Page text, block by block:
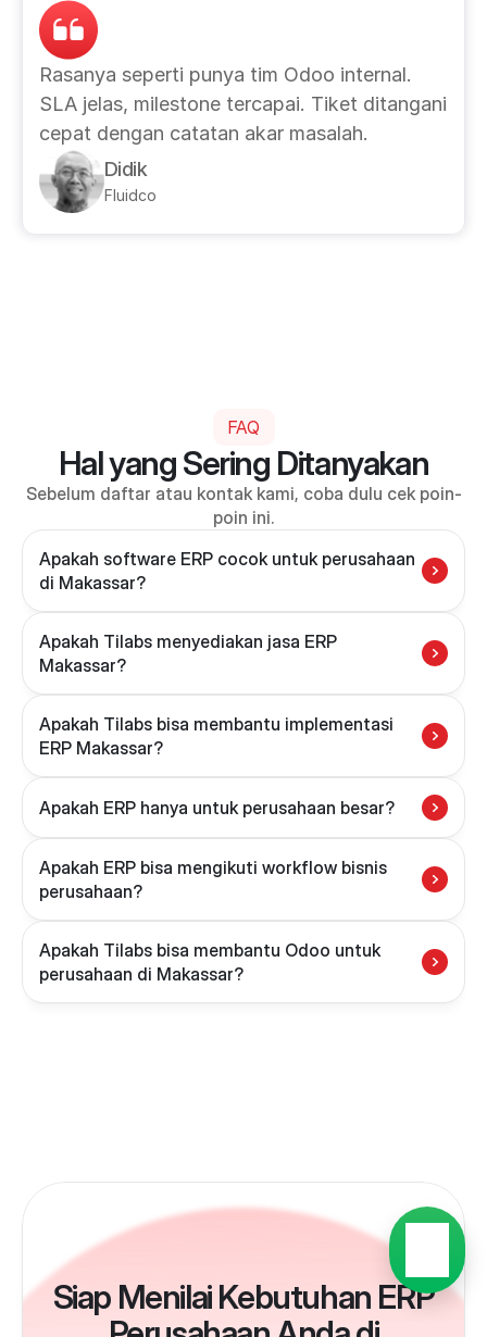
Rasanya seperti punya tim Odoo internal.
SLA jelas, milestone tercapai. Tiket ditangani
cepat dengan catatan akar masalah.
Didik
Fluidco
FAQ
Hal yang Sering Ditanyakan
Sebelum daftar atau kontak kami, coba dulu cek poin-
poin ini.
Apakah software ERP cocok untuk perusahaan
di Makassar?
Apakah Tilabs menyediakan jasa ERP
Makassar?
Apakah Tilabs bisa membantu implementasi
ERP Makassar?
Apakah ERP hanya untuk perusahaan besar?
Apakah ERP bisa mengikuti workflow bisnis
perusahaan?
Apakah Tilabs bisa membantu Odoo untuk
perusahaan di Makassar?
Siap Menilai Kebutuhan ERP